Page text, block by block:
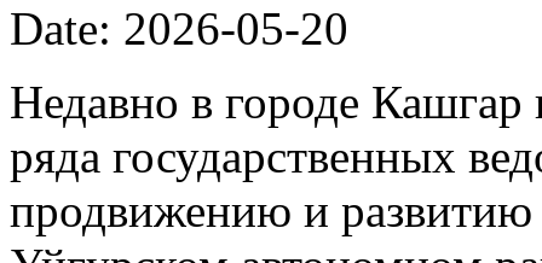
Date: 2026-05-20
Недавно в городе Кашгар
ряда государственных
продвижению и развитию